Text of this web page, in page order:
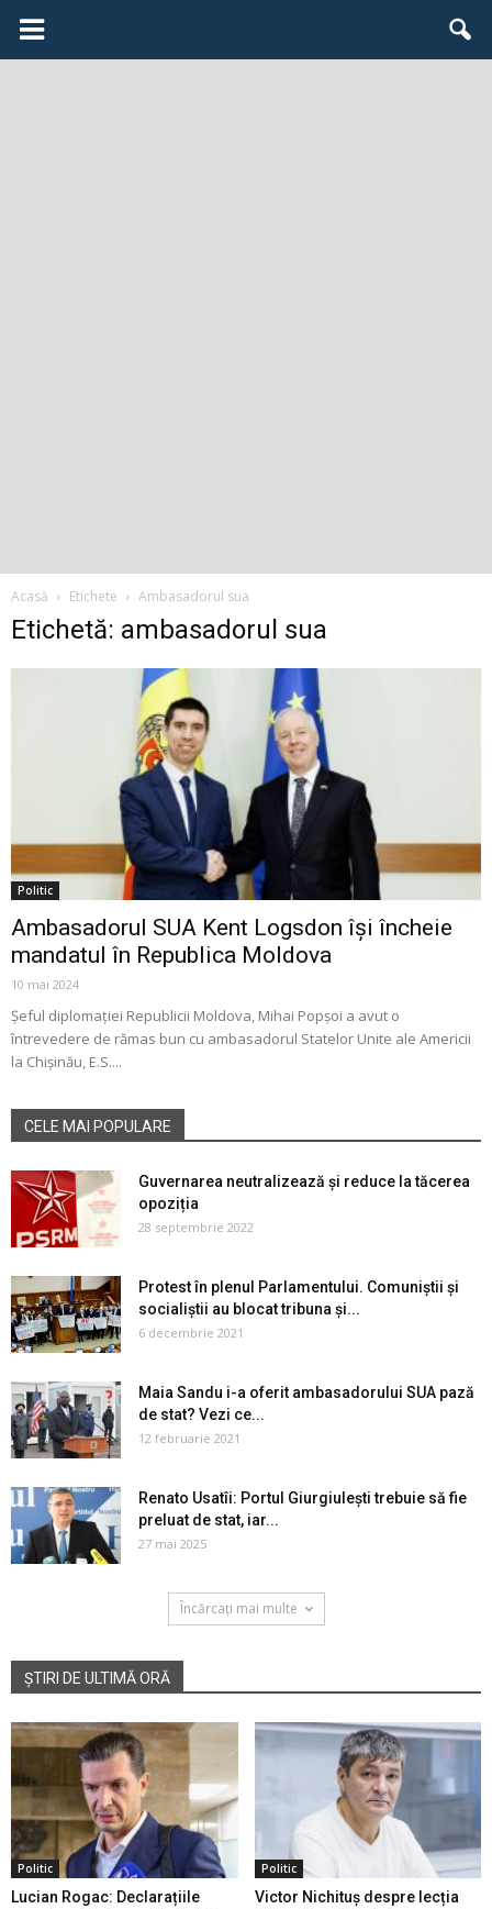
Acasă Etichete Ambasadorul sua
Etichetă: ambasadorul sua
Politic
Ambasadorul SUA Kent Logsdon își încheie
mandatul în Republica Moldova
10 mai 2024
Șeful diplomației Republicii Moldova, Mihai Popșoi a avut o
întrevedere de rămas bun cu ambasadorul Statelor Unite ale Americii
la Chișinău, E.S....
CELE MAI POPULARE
Guvernarea neutralizează și reduce la tăcerea
opoziția
28 septembrie 2022
Protest în plenul Parlamentului. Comuniștii și
socialiștii au blocat tribuna și...
6 decembrie 2021
Maia Sandu i-a oferit ambasadorului SUA pază
de stat? Vezi ce...
12 februarie 2021
Renato Usatîi: Portul Giurgiulești trebuie să fie
preluat de stat, iar...
27 mai 2025
Încărcați mai multe
ȘTIRI DE ULTIMĂ ORĂ
Politic
Lucian Rogac: Declarațiile
Politic
Victor Nichituș despre lecția